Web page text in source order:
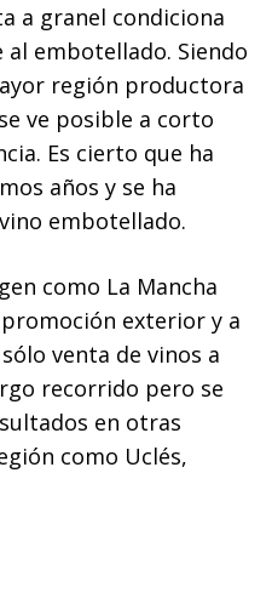
a granel condiciona
embotellado. Siendo
región productora
ve posible a corto
Es cierto que ha
años y se ha
embotellado.
como La Mancha
exterior y a
venta de vinos a
recorrido pero se
en otras
como Uclés,